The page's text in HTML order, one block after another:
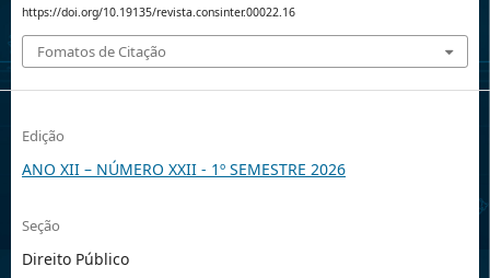
https://doi.org/10.19135/revista.consinter.00022.16
Fomatos de Citação
Edição
ANO XII – NÚMERO XXII - 1º SEMESTRE 2026
Seção
Direito Público